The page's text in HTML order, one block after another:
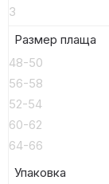
3
Размер плаща
48-50
56-58
52-54
60-62
64-66
Упаковка